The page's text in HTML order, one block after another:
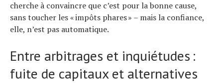
cherche à convaincre que c’est pour la bonne cause,
sans toucher les « impôts phares » – mais la confiance,
elle, n’est pas automatique.
Entre arbitrages et inquiétudes :
fuite de capitaux et alternatives